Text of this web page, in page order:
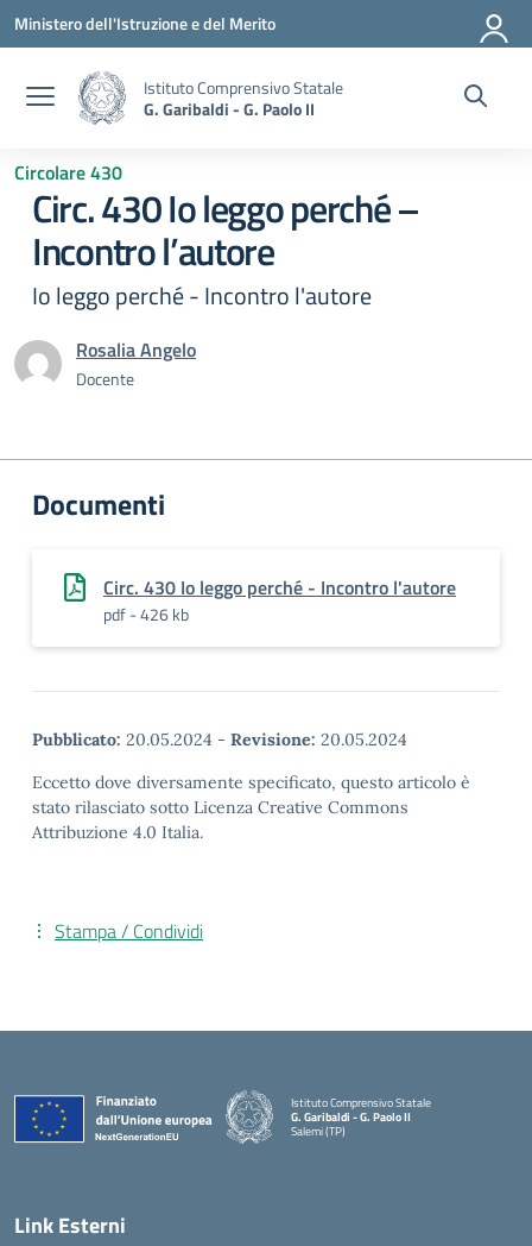
Vai ai contenuti
Vai al menu di navigazione
Vai al footer
Ministero dell'Istruzione e del Merito
Istituto Comprensivo Statale
G. Garibaldi - G. Paolo II
Circolare 430
Circ. 430 Io leggo perché –
Incontro l’autore
Io leggo perché - Incontro l'autore
Rosalia Angelo
Docente
Documenti
Circ. 430 Io leggo perché - Incontro l'autore
pdf - 426 kb
Pubblicato: 20.05.2024 - Revisione: 20.05.2024
Eccetto dove diversamente specificato, questo articolo è
stato rilasciato sotto Licenza Creative Commons
Attribuzione 4.0 Italia.
Stampa / Condividi
Istituto Comprensivo Statale
G. Garibaldi - G. Paolo II
Salemi (TP)
Link Esterni